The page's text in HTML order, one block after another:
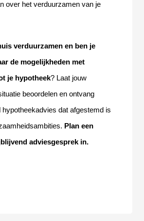
over het verduurzamen van je
verduurzamen en ben je
de mogelijkheden met
je hypotheek? Laat jouw
beoordelen en ontvang
hypotheekadvies dat afgestemd is
Plan een
adviesgesprek in.